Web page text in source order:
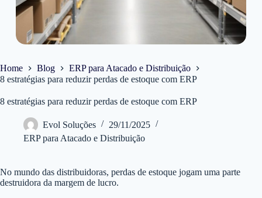
Home Blog
ERP para Atacado e Distribuição
8 estratégias para reduzir perdas de estoque com ERP
8 estratégias para reduzir perdas de estoque com ERP
Evol Soluções
29/11/2025
ERP para Atacado e Distribuição
No mundo das distribuidoras, perdas de estoque jogam uma parte
destruidora da margem de lucro.